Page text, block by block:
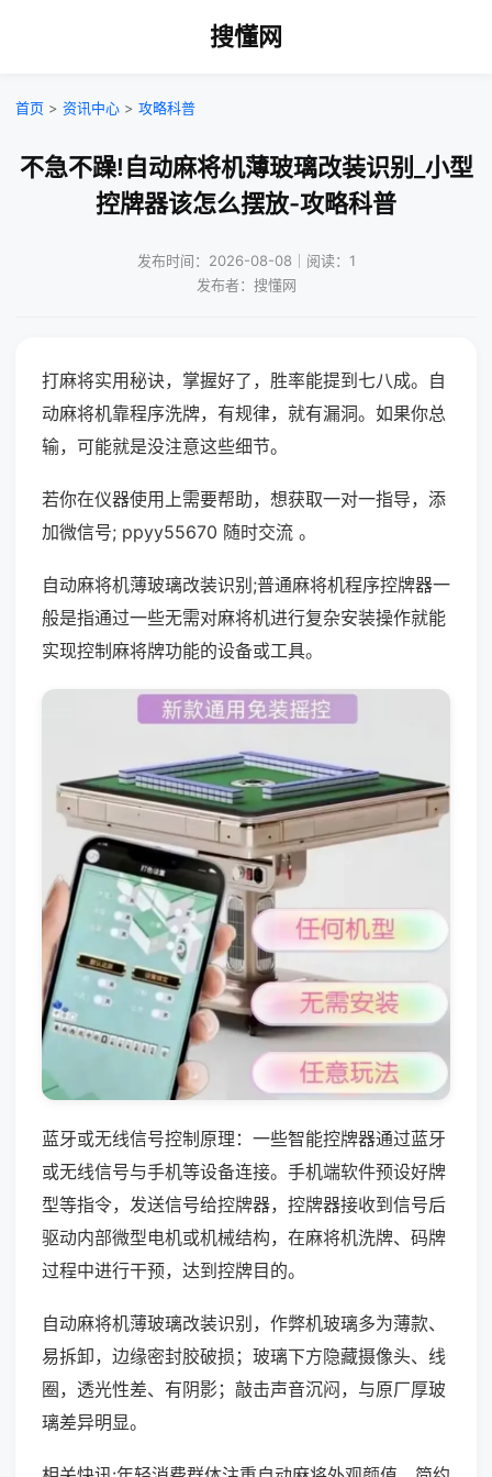
搜懂网
首页 > 资讯中心 > 攻略科普
不急不躁!自动麻将机薄玻璃改装识别_小型
控牌器该怎么摆放-攻略科普
发布时间：2026-08-08｜阅读：1
发布者：搜懂网
打麻将实用秘诀，掌握好了，胜率能提到七八成。自
动麻将机靠程序洗牌，有规律，就有漏洞。如果你总
输，可能就是没注意这些细节。
若你在仪器使用上需要帮助，想获取一对一指导，添
加微信号; ppyy55670 随时交流 。
自动麻将机薄玻璃改装识别;普通麻将机程序控牌器一
般是指通过一些无需对麻将机进行复杂安装操作就能
实现控制麻将牌功能的设备或工具。
蓝牙或无线信号控制原理：一些智能控牌器通过蓝牙
或无线信号与手机等设备连接。手机端软件预设好牌
型等指令，发送信号给控牌器，控牌器接收到信号后
驱动内部微型电机或机械结构，在麻将机洗牌、码牌
过程中进行干预，达到控牌目的。
自动麻将机薄玻璃改装识别，作弊机玻璃多为薄款、
易拆卸，边缘密封胶破损；玻璃下方隐藏摄像头、线
圈，透光性差、有阴影；敲击声音沉闷，与原厂厚玻
璃差异明显。